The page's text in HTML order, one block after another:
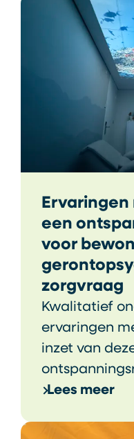
Ervaringen
een
voor
zorgvraag
Kwalitatief
ervaringen
inzet van
Lees meer